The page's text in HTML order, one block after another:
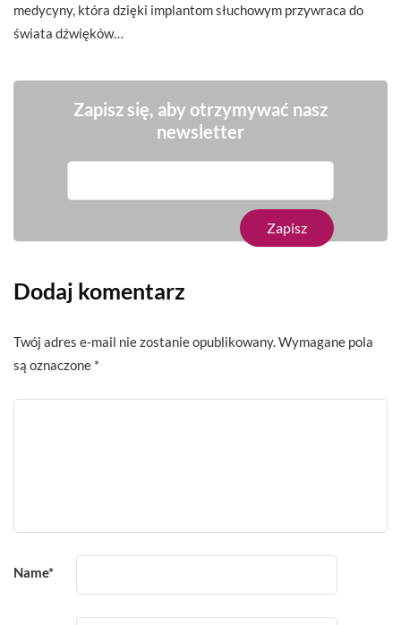
medycyny, która dzięki implantom słuchowym przywraca do
świata dźwięków…
Zapisz się, aby otrzymywać nasz
newsletter
Dodaj komentarz
Twój adres e-mail nie zostanie opublikowany. Wymagane pola
są oznaczone *
Name*